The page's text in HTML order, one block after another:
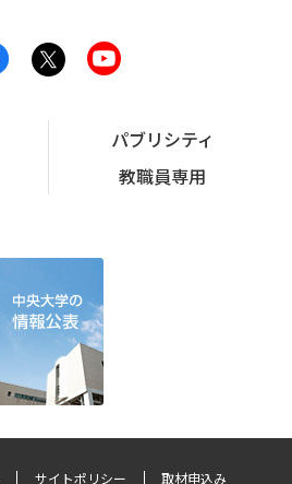
パブリシティ
教職員専用
サイトポリシー 取材申込み